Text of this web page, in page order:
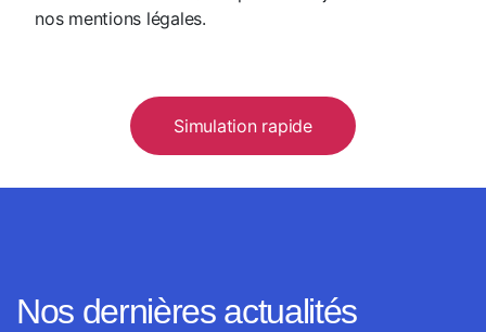
nos mentions légales.
Simulation rapide
Nos dernières actualités